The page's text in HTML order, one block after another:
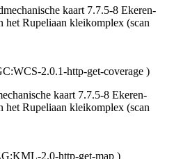
kaart 7.7.5-8 Ekeren-
Rupeliaan kleikomplex (scan
2.0.1-http-get-coverage )
kaart 7.7.5-8 Ekeren-
Rupeliaan kleikomplex (scan
2.0-http-get-map )